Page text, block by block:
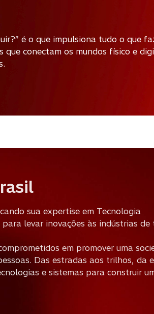
é o que impulsiona tudo o que
que conectam os mundos físico e
sua expertise em Tecnologia
levar inovações às indústrias de
em promover uma
Das estradas aos trilhos, da
e sistemas para construir